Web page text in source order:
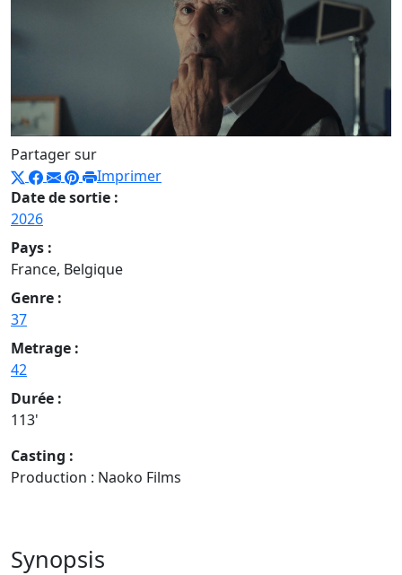
Partager sur
Imprimer
Date de sortie :
2026
Pays :
France, Belgique
Genre :
37
Metrage :
42
Durée :
113'
Casting :
Production : Naoko Films
Synopsis